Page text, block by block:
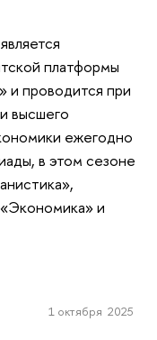
платформы
и проводится при
высшего
ежегодно
в этом сезоне
и
1 октября 2025